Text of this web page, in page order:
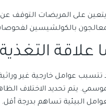
يتعين على المريضات التوقف
بالكولشيسين
علاقة
تتسبب عوامل خارجية غير
البيئية تساهم بدرجة أقل.